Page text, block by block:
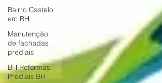
Bairro Castelo
em BH
Manutenção
de fachadas
prediais
BH Reformas
Prediais BH